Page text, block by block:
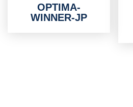
OPTIMA-
WINNER-JP